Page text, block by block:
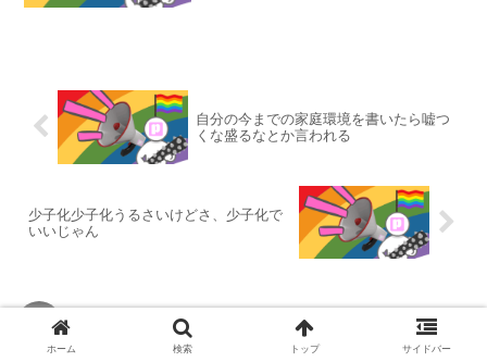
自分の今までの家庭環境を書いたら嘘つ
くな盛るなとか言われる
少子化少子化うるさいけどさ、少子化で
いいじゃん
コメント
ホーム 検索 トップ サイドバー